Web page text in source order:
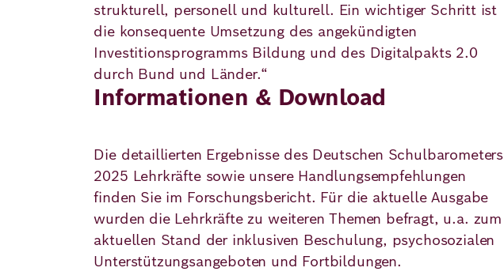
strukturell, personell und kulturell. Ein wichtiger Schritt ist
die konsequente Umsetzung des angekündigten
Investitionsprogramms Bildung und des Digitalpakts 2.0
durch Bund und Länder.“
Informationen & Download
Die detaillierten Ergebnisse des Deutschen Schulbarometers
2025 Lehrkräfte sowie unsere Handlungsempfehlungen
finden Sie im Forschungsbericht. Für die aktuelle Ausgabe
wurden die Lehrkräfte zu weiteren Themen befragt, u.a. zum
aktuellen Stand der inklusiven Beschulung, psychosozialen
Unterstützungsangeboten und Fortbildungen.